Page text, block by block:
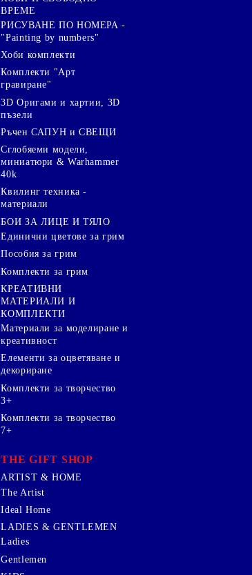
ВРЕМЕ
РИСУВАНЕ ПО НОМЕРА -
"Painting by numbers"
Хоби комплекти
Комплекти "Арт
гравиране"
3D Оригами и хартии, 3D
пъзели
Ръчен САПУН и СВЕЩИ
Сглобяеми модели,
миниатюри & Warhammer
40k
Квилинг техника -
материали
БОИ ЗА ЛИЦЕ И ТЯЛО
Единични цветове за грим
Пособия за грим
Комплекти за грим
КРЕАТИВНИ
МАТЕРИАЛИ И
КОМПЛЕКТИ
Mатериали за моделиране и
креативност
Елементи за оцветяване и
декориране
Комплекти за творчество
3+
Комплекти за творчество
7+
THE GIFT SHOP
ARTIST & HOME
The Artist
Ideal Home
LADIES & GENTLEMEN
Ladies
Gentlemen